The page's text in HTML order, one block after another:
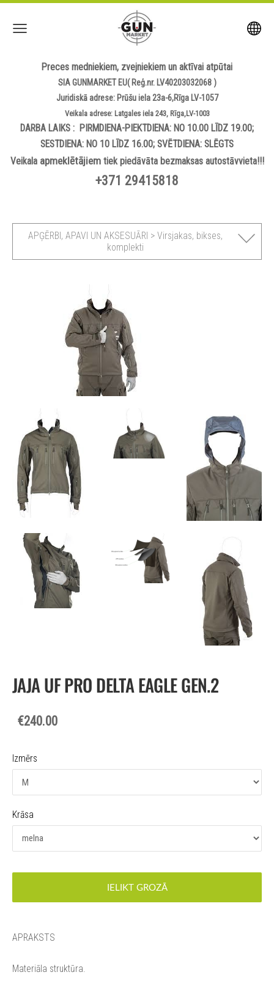
Preces medniekiem, zvejniekiem un aktīvai atpūtai
SIA GUNMARKET EU( Reģ.nr. LV40203032068 )
Juridiskā adrese: Prūšu iela 23a-6,Rīga LV-1057
Veikala adrese: Latgales iela 243, Rīga,LV-1003
DARBA LAIKS : PIRMDIENA-PIEKTDIENA: NO 10.00 LĪDZ 19.00;
SESTDIENA: NO 10 LĪDZ 16.00; SVĒTDIENA: SLĒGTS
Veikala apmeklētājiemtiek piedāvāta bezmaksas autostāvvieta!!!
+371 29415818
APĢĒRBI, APAVI UN AKSESUĀRI > Virsjakas, bikses,
komplekti
JAJA UF PRO DELTA EAGLE GEN.2
€240.00
Izmērs
Krāsa
IELIKT GROZĀ
APRAKSTS
Materiāla struktūra.